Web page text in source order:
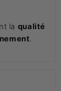
la qualité
.